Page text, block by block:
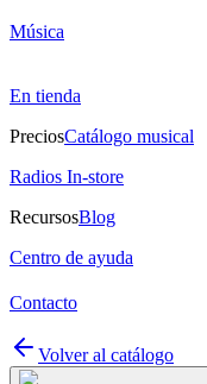
Música
En tienda
PreciosCatálogo musical
Radios In-store
RecursosBlog
Centro de ayuda
Contacto
Volver al catálogo